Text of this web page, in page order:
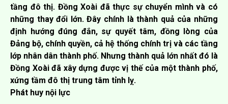
tầng đô thị. Đồng Xoài đã thực sự chuyển mình và có
những thay đổi lớn. Đây chính là thành quả của những
định hướng đúng đắn, sự quyết tâm, đồng lòng của
Đảng bộ, chính quyền, cả hệ thống chính trị và các tầng
lớp nhân dân thành phố. Nhưng thành quả lớn nhất đó là
Đồng Xoài đã xây dựng được vị thế của một thành phố,
xứng tầm đô thị trung tâm tỉnh lỵ.
Phát huy nội lực